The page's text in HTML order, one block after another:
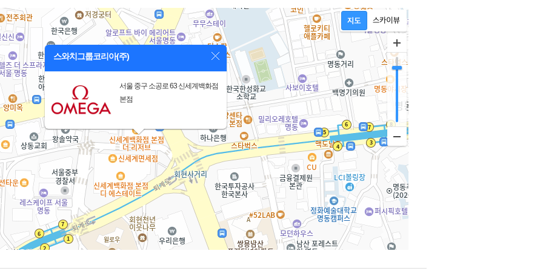
스와치그룹코리아(주)
서울 중구 소공로 63 신세계백화점
본점